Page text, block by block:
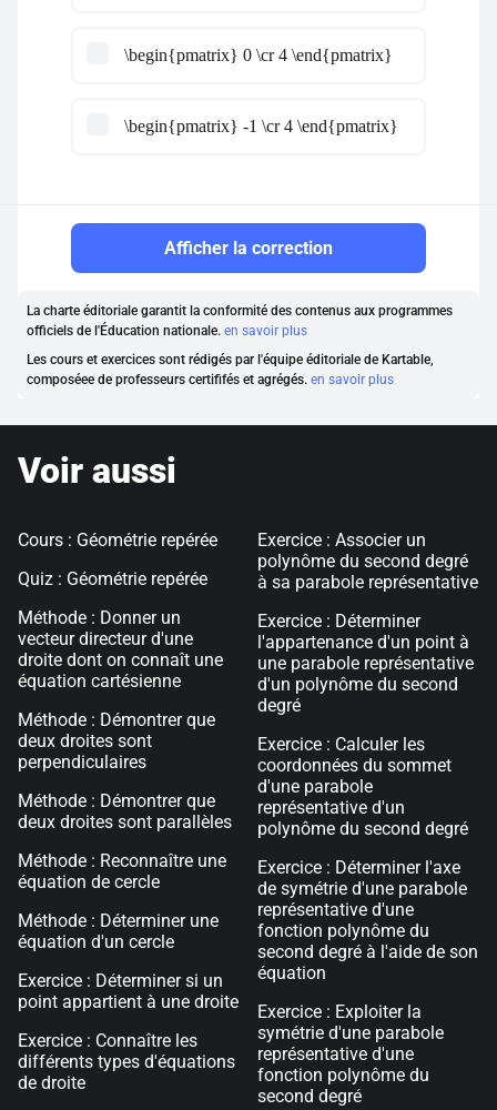
\begin{pmatrix} 0 \cr 4 \end{pmatrix}
\begin{pmatrix} -1 \cr 4 \end{pmatrix}
Afficher la correction
La charte éditoriale garantit la conformité des contenus aux programmes
officiels de l'Éducation nationale. en savoir plus
Les cours et exercices sont rédigés par l'équipe éditoriale de Kartable,
composéee de professeurs certififés et agrégés. en savoir plus
Voir aussi
Cours : Géométrie repérée
Quiz : Géométrie repérée
Méthode : Donner un
vecteur directeur d'une
droite dont on connaît une
équation cartésienne
Méthode : Démontrer que
deux droites sont
perpendiculaires
Méthode : Démontrer que
deux droites sont parallèles
Méthode : Reconnaître une
équation de cercle
Méthode : Déterminer une
équation d'un cercle
Exercice : Déterminer si un
point appartient à une droite
Exercice : Connaître les
différents types d'équations
de droite
Exercice : Associer un
polynôme du second degré
à sa parabole représentative
Exercice : Déterminer
l'appartenance d'un point à
une parabole représentative
d'un polynôme du second
degré
Exercice : Calculer les
coordonnées du sommet
d'une parabole
représentative d'un
polynôme du second degré
Exercice : Déterminer l'axe
de symétrie d'une parabole
représentative d'une
fonction polynôme du
second degré à l'aide de son
équation
Exercice : Exploiter la
symétrie d'une parabole
représentative d'une
fonction polynôme du
second degré